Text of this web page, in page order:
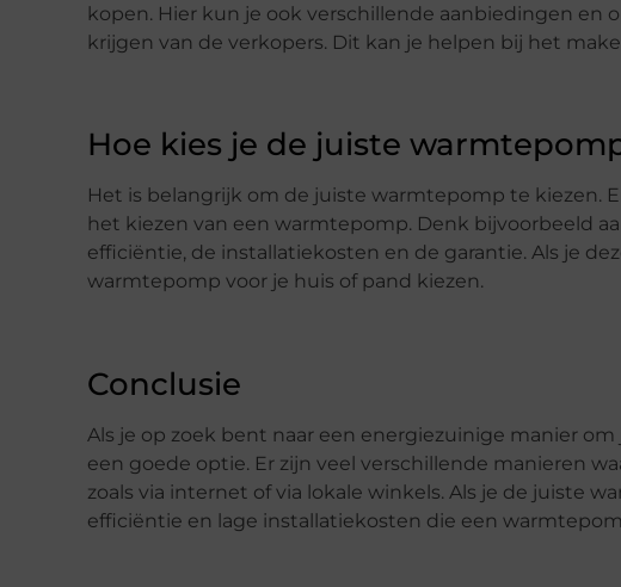
kopen. Hier kun je ook verschillende aanbiedingen en
krijgen van de verkopers. Dit kan je helpen bij het
Hoe kies je de juiste
Het is belangrijk om de juiste warmtepomp te kiezen.
het kiezen van een warmtepomp. Denk bijvoorbeeld
efficiëntie, de installatiekosten en de garantie. Als je
warmtepomp voor je huis of pand kiezen.
Conclusie
Als je op zoek bent naar een energiezuinige manier
een goede optie. Er zijn veel verschillende manieren
zoals via internet of via lokale winkels. Als je de juiste
efficiëntie en lage installatiekosten die een